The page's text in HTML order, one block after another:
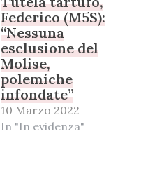
Federico (M5S):
“Nessuna
esclusione del
Molise,
polemiche
infondate”
10 Marzo 2022
In "In evidenza"